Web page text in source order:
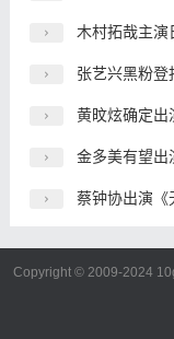
木村拓哉主演日
张艺兴黑粉登
黄旼炫确定出
金多美有望出
蔡钟协出演《
Copyright © 2009-2024